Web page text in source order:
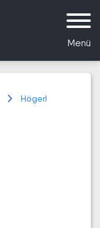
Menü
Högerl